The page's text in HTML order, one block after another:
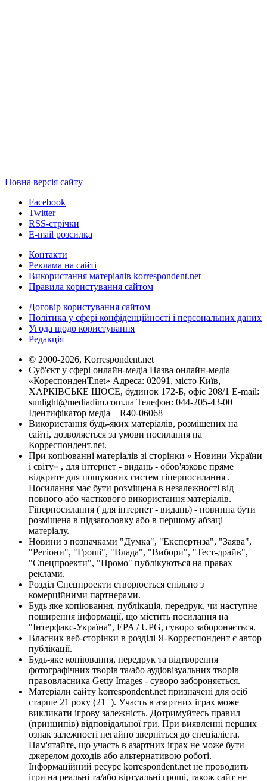
Повна версія сайту
Facebook
Twitter
RSS-стрічки
E-mail розсилка
Контакти
Реклама на сайті
Використання матеріалів korrespondent.net
Правила користування сайтом
Договір користування сайтом
Політика у сфері конфіденційності і персональних даних
Угода щодо користування
Редакція
© 2000-2026, Korrespondent.net
Суб'єкт у сфері онлайн-медіа Назва онлайн-медіа –
«КореспонденТ.net» Адреса: 02091, місто Київ,
ХАРКІВСЬКЕ ШОСЕ, будинок 172-Б, офіс 208/1 E-mail:
sunlight@mediadim.com.ua Телефон: 044-205-43-00
Ідентифікатор медіа – R40-06068
Використання будь-яких матеріалів, розміщених на
сайті, дозволяється за умови посилання на
Корреспондент.net.
При копіюванні матеріалів зі сторінки « Новини України
і світу» , для інтернет - видань - обов'язкове пряме
відкрите для пошукових систем гіперпосилання .
Посилання має бути розміщена в незалежності від
повного або часткового використання матеріалів.
Гіперпосилання ( для інтернет - видань) - повинна бути
розміщена в підзаголовку або в першому абзаці
матеріалу.
Новини з позначками "Думка", "Експертиза", "Заява",
"Регіони", "Гроші", "Влада", "Вибори", "Тест-драйв",
"Спецпроекти", "Промо" публікуються на правах
реклами.
Розділ Спецпроекти створюється спільно з
комерційними партнерами.
Будь яке копіювання, публікація, передрук, чи наступне
поширення інформації, що містить посилання на
"Інтерфакс-Україна", EPA / UPG, суворо забороняється.
Власник веб-сторінки в розділі Я-Корреспондент є автор
публікації.
Будь-яке копіювання, передрук та відтворення
фотографічних творів та/або аудіовізуальних творів
правовласника Getty Images - суворо забороняється.
Матеріали сайту korrespondent.net призначені для осіб
старше 21 року (21+). Участь в азартних іграх може
викликати ігрову залежність. Дотримуйтесь правил
(принципів) відповідальної гри. При виявленні перших
ознак залежності негайно зверніться до спеціаліста.
Пам'ятайте, що участь в азартних іграх не може бути
джерелом доходів або альтернативою роботі.
Інформаційний ресурс korrespondent.net не проводить
ігри на реальні та/або віртуальні гроші, також сайт не